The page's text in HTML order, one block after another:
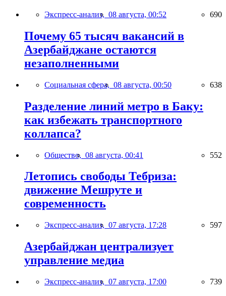
Экспресс-анализ, 08 августа, 00:52 690
Почему 65 тысяч вакансий в
Азербайджане остаются
незаполненными
Социальная сфера, 08 августа, 00:50 638
Разделение линий метро в Баку:
как избежать транспортного
коллапса?
Общество, 08 августа, 00:41 552
Летопись свободы Тебриза:
движение Мешруте и
современность
Экспресс-анализ, 07 августа, 17:28 597
Азербайджан централизует
управление медиа
Экспресс-анализ, 07 августа, 17:00 739